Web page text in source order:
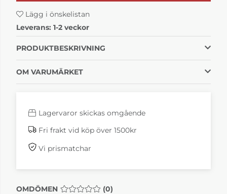
Lägg i önskelistan
Leverans: 1-2 veckor
PRODUKTBESKRIVNING
OM VARUMÄRKET
Lagervaror skickas omgående
Fri frakt vid köp över 1500kr
Vi prismatchar
OMDÖMEN MEDELBETYG 0 AV 5 ANTAL BETYG 0
(0)